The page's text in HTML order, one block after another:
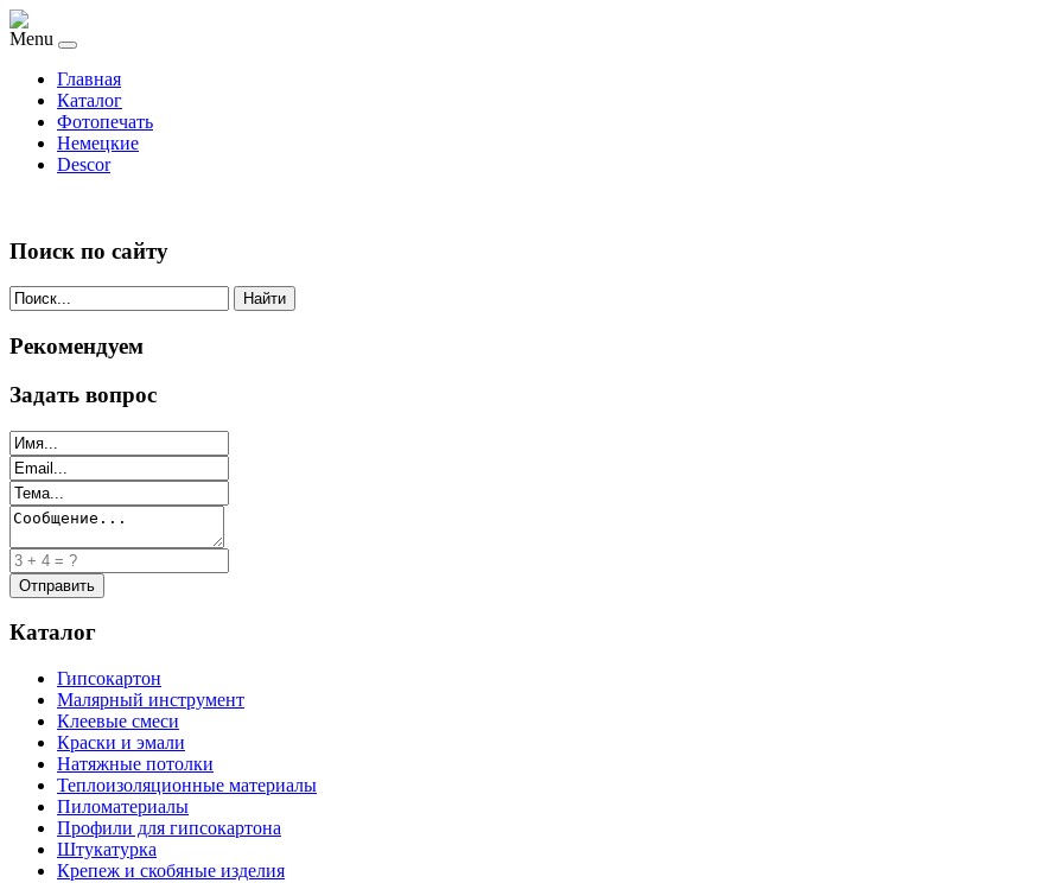
Menu
Главная
Каталог
Фотопечать
Немецкие
Descor
Поиск по сайту
Найти
Рекомендуем
Задать вопрос
Каталог
Гипсокартон
Малярный инструмент
Клеевые смеси
Краски и эмали
Натяжные потолки
Теплоизоляционные материалы
Пиломатериалы
Профили для гипсокартона
Штукатурка
Крепеж и скобяные изделия